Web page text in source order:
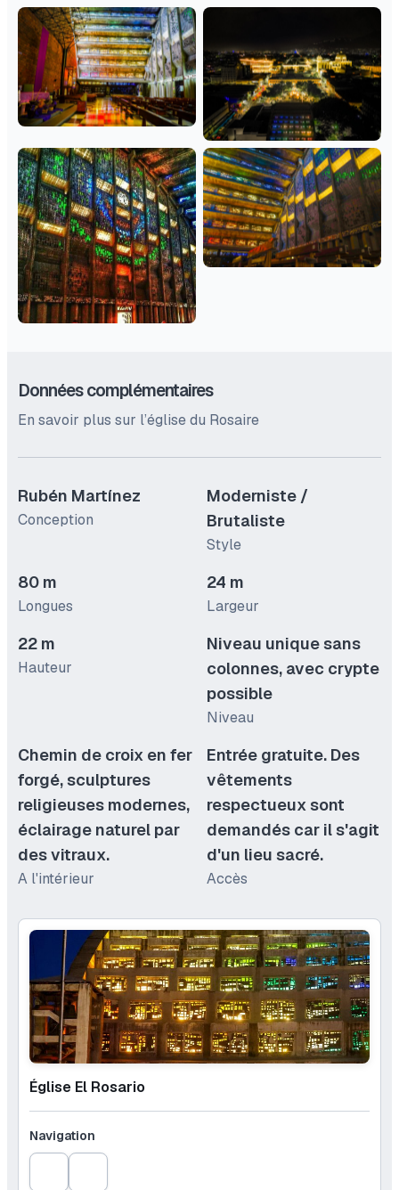
Données complémentaires
En savoir plus sur l’église du Rosaire
Rubén Martínez
Conception
Moderniste /
Brutaliste
Style
80 m
Longues
24 m
Largeur
22 m
Hauteur
Niveau unique sans
colonnes, avec crypte
possible
Niveau
Chemin de croix en fer
forgé, sculptures
religieuses modernes,
éclairage naturel par
des vitraux.
A l'intérieur
Entrée gratuite. Des
vêtements
respectueux sont
demandés car il s'agit
d'un lieu sacré.
Accès
Église El Rosario
Navigation